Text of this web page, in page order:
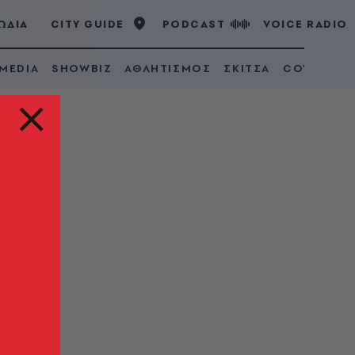
CITY GUIDE PODCAST VOICE RADIO
SHOWBIZ ΑΘΛΗΤΙΣΜΟΣ ΣΚΙΤΣΑ COVID 19